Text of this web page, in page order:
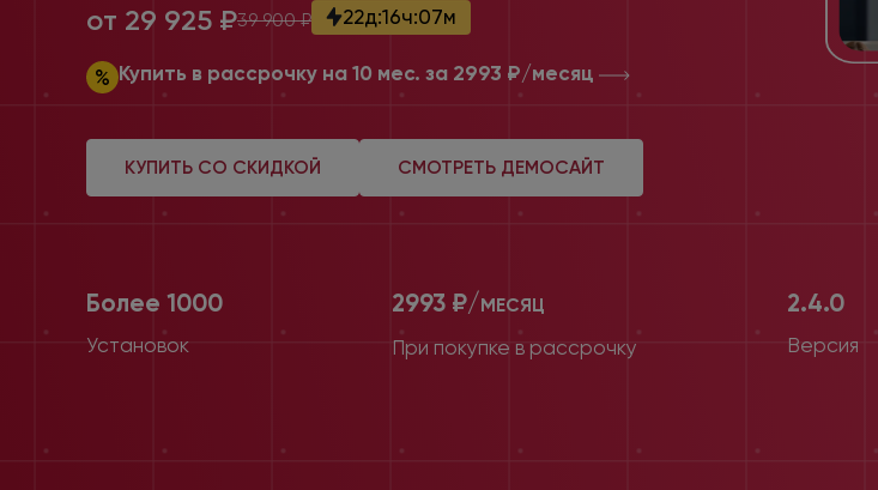
от 29 925 ₽39 900 ₽ 22д:16ч:07м
Купить в рассрочку на 10 мес. за 2993 ₽/месяц
КУПИТЬ СО СКИДКОЙ СМОТРЕТЬ ДЕМОСАЙТ
Более 1000
Установок
2993 ₽/МЕСЯЦ
При покупке в рассрочку
2.4.0
Версия